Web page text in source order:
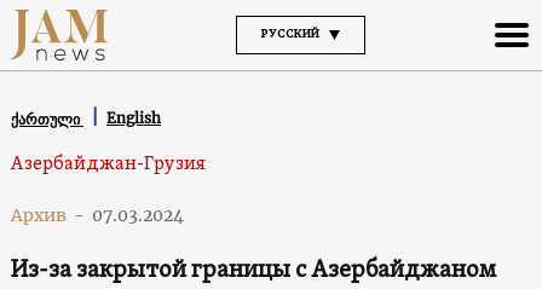
РУССКИЙ
ქართული English
Азербайджан-Грузия
Архив - 07.03.2024
Из-за закрытой границы с Азербайджаном